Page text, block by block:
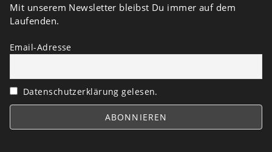
Mit unserem Newsletter bleibst Du immer auf dem
Laufenden.
Email-Adresse
Datenschutzerklärung gelesen.